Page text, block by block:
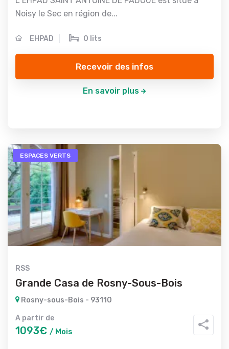
Noisy le Sec en région de...
EHPAD 0 lits
Recevoir des infos
En savoir plus
ESPACES VERTS
RSS
Grande Casa de Rosny-Sous-Bois
Rosny-sous-Bois - 93110
A partir de
1093€ / Mois